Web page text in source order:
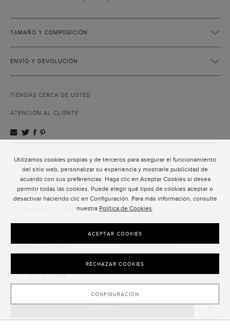
Utilizamos cookies propias y de terceros para asegurar el funcionamiento
del sitio web, personalizar su experiencia y mostrarle publicidad de
acuerdo con sus preferencias. Haga clic en Aceptar Cookies si desea
permitir todas las cookies. Puede elegir qué tipos de cookies aceptar o
desactivar haciendo clic en Configuración. Para más información, consulte
nuestra Política de Cookies.
CONFIGURACIÓN
RECHAZAR COOKIES
ACEPTAR COOKIES
TAMAÑO Y COMPOSICIÓN
ENVÍO Y DEVOLUCIÓN
TIENDAS CERCA DE USTED
ATENCIÓN AL CLIENTE
ATENCIÓN AL CLIENTE
POLÍTICA DE PRIVACIDAD
TÉRMINOS Y CONDICIONES DE USO
TÉRMINOS Y CONDICIONES DE VENTA
SUSCRIPCIÓN AL NEWSLETTER